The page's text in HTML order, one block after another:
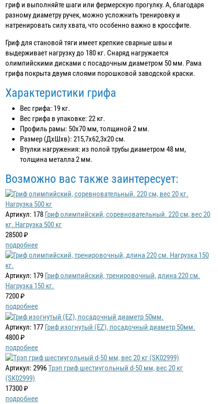
гриф и выполняйте шаги или фермерскую прогулку. А, благодаря
разному диаметру ручек, можно усложнить тренировку и
натренировать силу хвата, что особенно важно в кроссфите.
Гриф для становой тяги имеет крепкие сварные швы и
выдерживает нагрузку до 180 кг. Снаряд нагружается
олимпийскими дисками с посадочным диаметром 50 мм. Рама
грифа покрыта двумя слоями порошковой заводской краски.
Характеристики грифа
Вес грифа: 19 кг.
Вес грифа в упаковке: 22 кг.
Профиль рамы: 50х70 мм, толщиной 2 мм.
Размер (ДхШхв): 215,7х62,3х20 см.
Втулки нагружения: из полой трубы диаметром 48 мм,
толщина металла 2 мм.
Возможно вас также заинтересует:
Артикул: 178 Гриф олимпийский, соревновательный. 220 см, вес 20
кг. Нагрузка 500 кг
28500 ₽
подробнее
Артикул: 179 Гриф олимпийский, тренировочный, длина 220 см.
Нагрузка 150 кг.
7200 ₽
подробнее
Артикул: 177 Гриф изогнутый (EZ), посадочный диаметр 50мм.
4800 ₽
подробнее
Артикул: 2996Трэп гриф шестиугольный d-50 мм, вес 20 кг
(SK02999)
17300 ₽
подробнее